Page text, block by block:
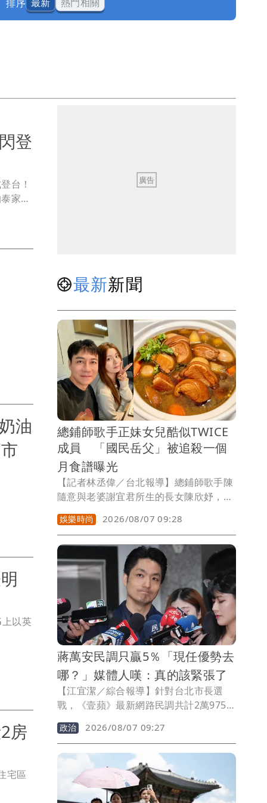
排序 最新 熱門相關
登
台！
家、
油
以英
房
宅區
最新新聞
總鋪師歌手正妹女兒酷似TWICE
成員 「國民岳父」被追殺一個
月食譜曝光
【記者林丞偉／台北報導】總鋪師歌手陳
隨意與老婆謝宜君所生的長女陳欣妤，因
外型甜美，更酷似TWICE 的定延而曾登
上 PTT 表特版，在社群平台上累積萬名
粉絲，更讓他晉升「國民岳父」。身為歌
手老爸的他，近來錄製《請世界吃桌》，
在節目中大秀廚藝，一道滷肉，只用醬
油、冰糖、帶膜蒜頭就完成美味料理，網
友紛紛敲碗跪求食譜，不藏私的他也正式
公開私藏配方。
娛樂時尚 2026/08/07 09:28
蔣萬安民調只贏5％「現任優勢去
哪？」媒體人嘆：真的該緊張了
【江宜潔／綜合報導】針對台北市長選
戰，《壹蘋》最新網路民調共計2萬9754
人參與投票，結果顯示現任市長蔣萬安支
持率獲51.71%、領先對手沈伯洋的
46.66%，雙方僅相差1502票。媒體人詹
凌瑀示警，如今蔣萬安只贏5.05個百分
點，一個做好做滿的市長面對剛起跑的挑
戰者，現任優勢究竟去哪？若連網路聲量
政治 2026/08/07 09:27